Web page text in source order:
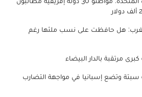
هل حافظت على نسب ملئها رغم
مرتقبة بالدار البيضاء
سبتة وتضع إسبانيا في مواجهة التضارب